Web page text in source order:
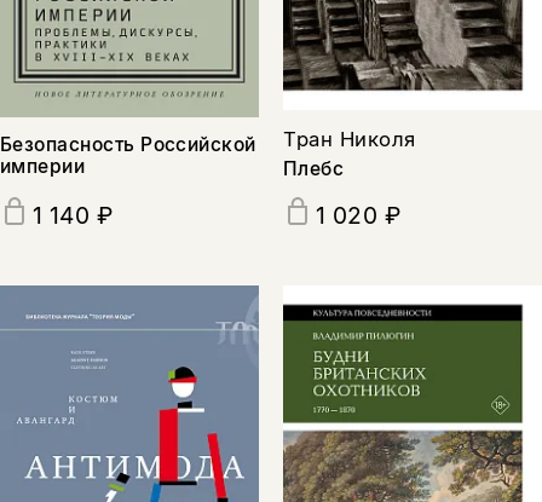
Безопасность Российской
империи
1 140 ₽
Тран Николя
Плебс
1 020 ₽
подписаться
подписаться
нет, вернуться назад